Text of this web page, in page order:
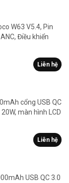
W63 V5.4, Pin
Điều khiển
Liên hệ
cổng USB QC
màn hình LCD
Liên hệ
USB QC 3.0